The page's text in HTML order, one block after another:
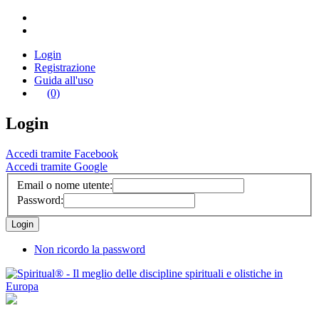
Login
Registrazione
Guida all'uso
(0)
Login
Accedi tramite Facebook
Accedi tramite Google
Email o nome utente:
Password:
Non ricordo la password